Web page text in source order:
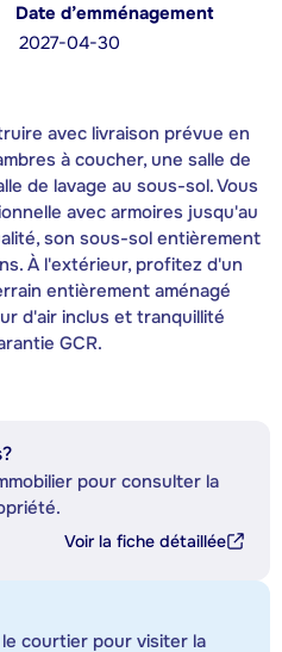
Date d’emménagement
2027-04-30
avec livraison prévue en
à coucher, une salle de
de lavage au sous-sol. Vous
avec armoires jusqu'au
son sous-sol entièrement
À l'extérieur, profitez d'un
entièrement aménagé
d'air inclus et tranquillité
GCR.
pour consulter la
Voir la fiche détaillée
courtier pour visiter la